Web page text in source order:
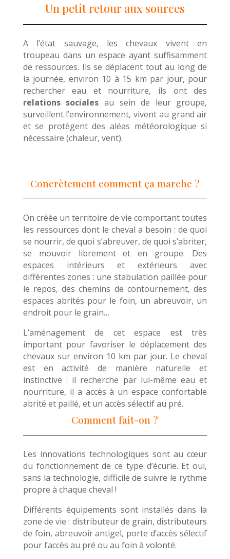
Un petit retour aux sources
A l’état sauvage, les chevaux vivent en
troupeau dans un espace ayant suffisamment
de ressources. Ils se déplacent tout au long de
la journée, environ 10 à 15 km par jour, pour
rechercher eau et nourriture, ils ont des
relations sociales au sein de leur groupe,
surveillent l’environnement, vivent au grand air
et se protègent des aléas météorologique si
nécessaire (chaleur, vent).
Concrètement comment ça marche ?
On créée un territoire de vie comportant toutes
les ressources dont le cheval a besoin : de quoi
se nourrir, de quoi s’abreuver, de quoi s’abriter,
se mouvoir librement et en groupe. Des
espaces intérieurs et extérieurs avec
différentes zones : une stabulation paillée pour
le repos, des chemins de contournement, des
espaces abrités pour le foin, un abreuvoir, un
endroit pour le grain…
L’aménagement de cet espace est très
important pour favoriser le déplacement des
chevaux sur environ 10 km par jour. Le cheval
est en activité de manière naturelle et
instinctive : il recherche par lui-même eau et
nourriture, il a accès à un espace confortable
abrité et paillé, et un accès sélectif au pré.
Comment fait-on ?
Les innovations technologiques sont au cœur
du fonctionnement de ce type d’écurie. Et oui,
sans la technologie, difficile de suivre le rythme
propre à chaque cheval !
Différents équipements sont installés dans la
zone de vie : distributeur de grain, distributeurs
de foin, abreuvoir antigel, porte d’accès sélectif
pour l’accès au pré ou au foin à volonté.